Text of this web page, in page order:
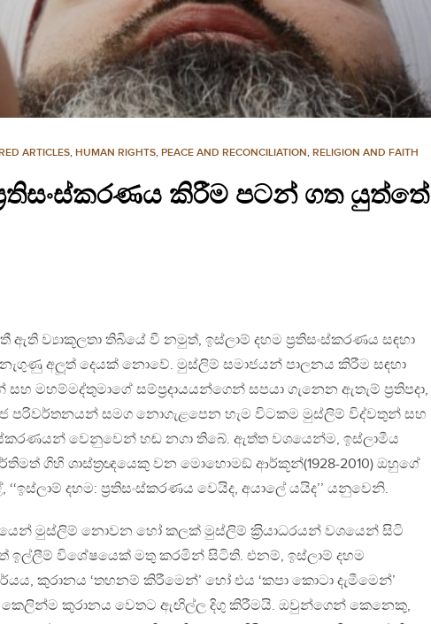
ARTICLES, HUMAN RIGHTS, PEACE AND RECONCILIATION, RELIGION AND FAITH
කිරීම පටන් ගත යුත්තේ
ඇති ව්‍යාකූලතා තිබියේ වී නමුත්, ඉස්ලාම් දහම ප‍්‍රතිසංස්කරණය සඳහා
අලූත් දෙයක් නොවේ. මුස්ලිම් සමාජයන් පාලනය කිරීම සඳහා
මහම්මද්තුමාගේ සම්ප‍්‍රදායයන්ගෙන් සපයා ගැනෙන ඇතැම් ප‍්‍රතිපදා,
පරිවර්තනයන් සමග නොගැළපෙන හැම විටකම මුස්ලිම් විද්වතුන් සහ
වෙනුවෙන් හඬ නගා තිබේ. ඇත්ත වශයෙන්ම, ඉස්ලාමීය
ගිහි ශාස්ත‍්‍රඥයෙකු වන මොහොමඞ් ආර්කූන්(1928-2010) ඔහුගේ
දහම: ප‍්‍රතිසංස්කරණය වෙයිද, අයාලේ යයිද’’ යනුවෙනි.
මුස්ලිම් නොවන හෝ කලක් මුස්ලිම් ක‍්‍රියාධරයන් වශයෙන් සිටි
ඉල්ලීම් විශේෂයෙක් මතු කරමින් සිටිති. එනම්, ඉස්ලාම් දහම
කුරානය ‘තහනම් කිරීමෙන්’ හෝ එය ‘කපා කොටා දැමීමෙන්’
කුරානය වෙතට ඇඟිල්ල දිගු කිරීමයි. ඔවුන්ගෙන් කෙනෙකු,